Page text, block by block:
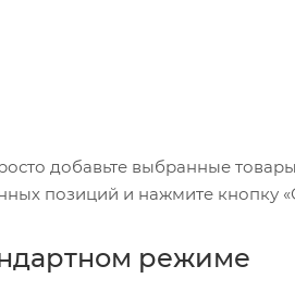
добавьте выбранные
позиций и нажмите кнопку
режиме